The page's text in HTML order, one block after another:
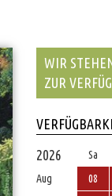
WIR
ZUR
2026
Sa
Aug
08